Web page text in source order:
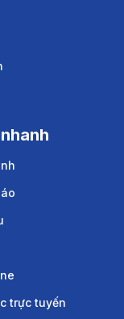
trực tuyến